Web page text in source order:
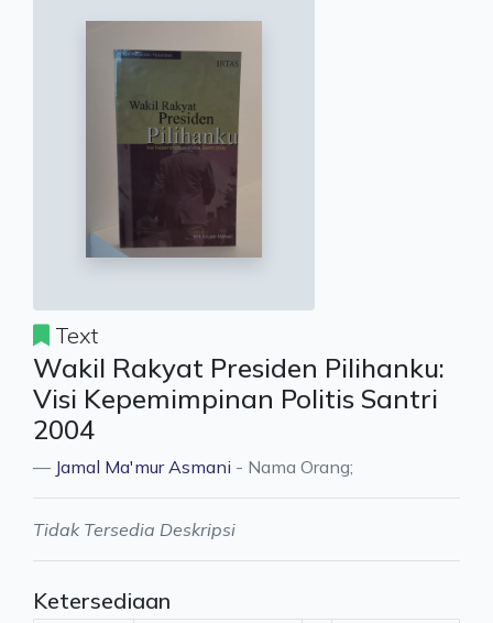
Text
Wakil Rakyat Presiden Pilihanku:
Visi Kepemimpinan Politis Santri
2004
Jamal Ma'mur Asmani - Nama Orang;
Tidak Tersedia Deskripsi
Ketersediaan